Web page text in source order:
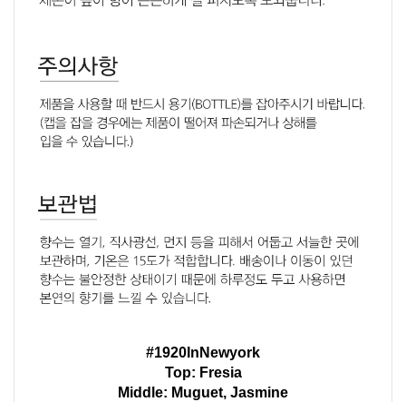
#1920InNewyork
Top: Fresia
Middle: Muguet, Jasmine